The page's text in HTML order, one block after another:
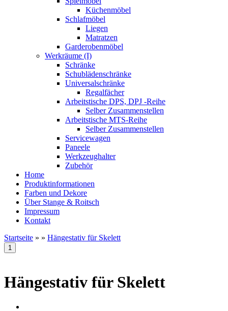
Küchenmöbel
Schlafmöbel
Liegen
Matratzen
Garderobenmöbel
Werkräume (I)
Schränke
Schublädenschränke
Universalschränke
Regalfächer
Arbeitstische DPS, DPJ -Reihe
Selber Zusammenstellen
Arbeitstische MTS-Reihe
Selber Zusammenstellen
Servicewagen
Paneele
Werkzeughalter
Zubehör
Home
Produktinformationen
Farben und Dekore
Über Stange & Roitsch
Impressum
Kontakt
Startseite » » Hängestativ für Skelett
Hängestativ für Skelett